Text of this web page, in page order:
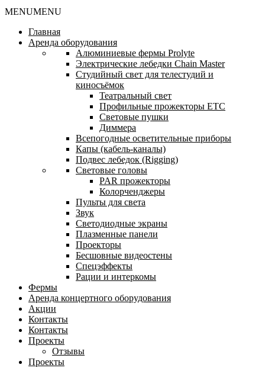
MENUMENU
Главная
Аренда оборудования
Алюминиевые фермы Prolyte
Электрические лебедки Chain Master
Студийный свет для телестудий и
киносъёмок
Театральный свет
Профильные прожекторы ETC
Световые пушки
Диммера
Всепогодные осветительные приборы
Капы (кабель-каналы)
Подвес лебедок (Rigging)
Световые головы
PAR прожекторы
Колорченджеры
Пульты для света
Звук
Светодиодные экраны
Плазменные панели
Проекторы
Бесшовные видеостены
Спецэффекты
Рации и интеркомы
Фермы
Аренда концертного оборудования
Акции
Контакты
Контакты
Проекты
Отзывы
Проекты